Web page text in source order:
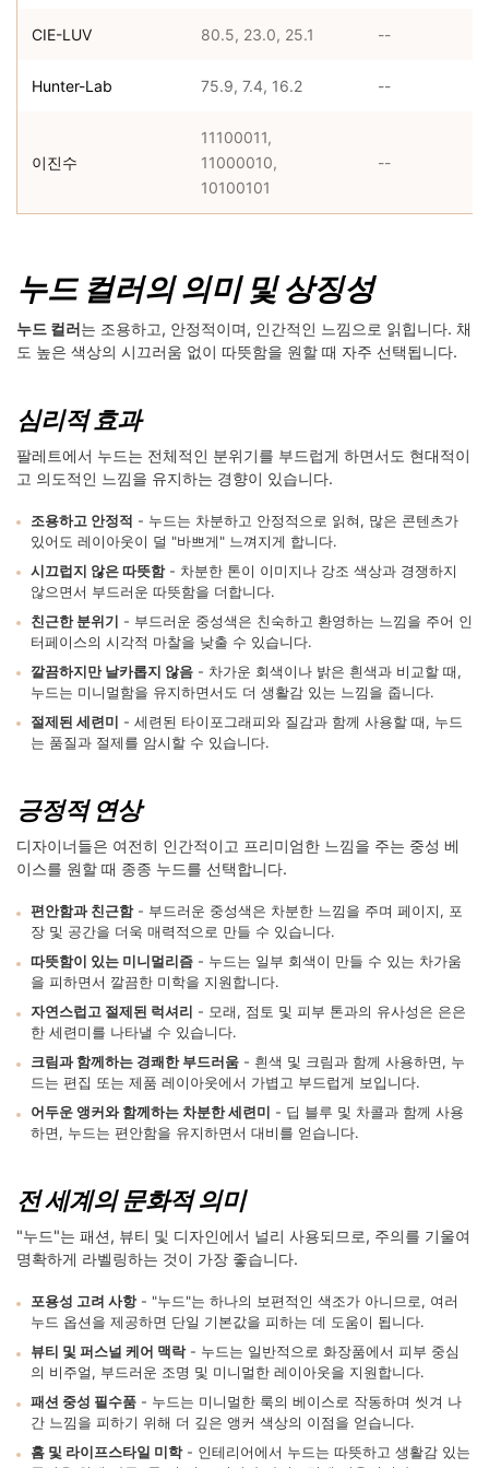
CIE-LUV 80.5, 23.0, 25.1 --
Hunter-Lab 75.9, 7.4, 16.2 --
이진수
11100011,
11000010,
10100101
--
누드 컬러의 의미 및 상징성
누드 컬러는 조용하고, 안정적이며, 인간적인 느낌으로 읽힙니다. 채
도 높은 색상의 시끄러움 없이 따뜻함을 원할 때 자주 선택됩니다.
심리적 효과
팔레트에서 누드는 전체적인 분위기를 부드럽게 하면서도 현대적이
고 의도적인 느낌을 유지하는 경향이 있습니다.
조용하고 안정적 - 누드는 차분하고 안정적으로 읽혀, 많은 콘텐츠가
있어도 레이아웃이 덜 "바쁘게" 느껴지게 합니다.
시끄럽지 않은 따뜻함- 차분한 톤이 이미지나 강조 색상과 경쟁하지
않으면서 부드러운 따뜻함을 더합니다.
친근한 분위기
- 부드러운 중성색은 친숙하고 환영하는 느낌을 주어 인
터페이스의 시각적 마찰을 낮출 수 있습니다.
깔끔하지만 날카롭지 않음- 차가운 회색이나 밝은 흰색과 비교할 때,
누드는 미니멀함을 유지하면서도 더 생활감 있는 느낌을 줍니다.
절제된 세련미
- 세련된 타이포그래피와 질감과 함께 사용할 때, 누드
는 품질과 절제를 암시할 수 있습니다.
긍정적 연상
디자이너들은 여전히 인간적이고 프리미엄한 느낌을 주는 중성 베
이스를 원할 때 종종 누드를 선택합니다.
편안함과 친근함- 부드러운 중성색은 차분한 느낌을 주며 페이지, 포
장 및 공간을 더욱 매력적으로 만들 수 있습니다.
따뜻함이 있는 미니멀리즘- 누드는 일부 회색이 만들 수 있는 차가움
을 피하면서 깔끔한 미학을 지원합니다.
자연스럽고 절제된 럭셔리 - 모래, 점토 및 피부 톤과의 유사성은 은은
한 세련미를 나타낼 수 있습니다.
크림과 함께하는 경쾌한 부드러움- 흰색 및 크림과 함께 사용하면, 누
드는 편집 또는 제품 레이아웃에서 가볍고 부드럽게 보입니다.
어두운 앵커와 함께하는 차분한 세련미
- 딥 블루 및 차콜과 함께 사용
하면, 누드는 편안함을 유지하면서 대비를 얻습니다.
전 세계의 문화적 의미
"누드"는 패션, 뷰티 및 디자인에서 널리 사용되므로, 주의를 기울여
명확하게 라벨링하는 것이 가장 좋습니다.
포용성 고려 사항- "누드"는 하나의 보편적인 색조가 아니므로, 여러
누드 옵션을 제공하면 단일 기본값을 피하는 데 도움이 됩니다.
뷰티 및 퍼스널 케어 맥락- 누드는 일반적으로 화장품에서 피부 중심
의 비주얼, 부드러운 조명 및 미니멀한 레이아웃을 지원합니다.
패션 중성 필수품- 누드는 미니멀한 룩의 베이스로 작동하며 씻겨 나
간 느낌을 피하기 위해 더 깊은 앵커 색상의 이점을 얻습니다.
홈 및 라이프스타일 미학- 인테리어에서 누드는 따뜻하고 생활감 있는